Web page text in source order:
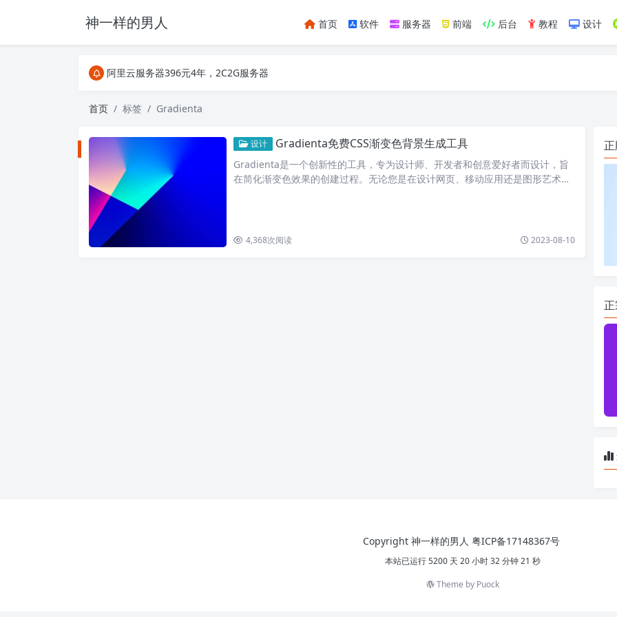
神一样的男人 首页 软件 服务器 前端 后台 教程 设计
阿里云服务器396元4年，2C2G服务器
关注Telegram频道有新消息第一时间推送
阿里云服务器396元4年，2C2G服务器
首页 标签 Gradienta
设计 Gradienta免费CSS渐变色背景生成工具
Gradienta是一个创新性的工具，专为设计师、开发者和创意爱好者而设计，旨
在简化渐变色效果的创建过程。无论您是在设计网页、移动应用还是图形艺术，
4,368次阅读 2023-08-10
Copyright 神一样的男人 粤ICP备17148367号
本站已运行 5200 天 20 小时 32 分钟 21 秒
Theme by Puock